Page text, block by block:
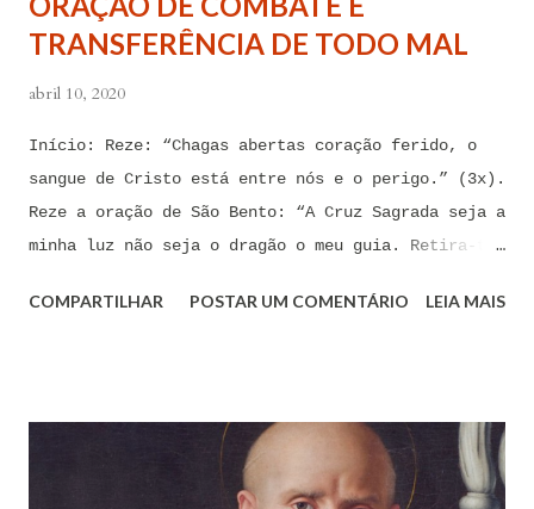
de impotência, de apego, de escravidão
sentimental, de devassidão, de adultério, de
TRANSFERÊNCIA DE TODO MAL
abril 10, 2020
Início: Reze: “Chagas abertas coração ferido, o
sangue de Cristo está entre nós e o perigo.” (3x).
Reze a oração de São Bento: “A Cruz Sagrada seja a
minha luz não seja o dragão o meu guia. Retira-te
que me ofereces, bebe tu mesmo o teu veneno.” Reze
Aleluia!” Proclame com fé e autoridade: “O Senhor
te confunda satã, confunda-te o Senhor.” (Zacarias
COMPARTILHAR POSTAR UM COMENTÁRIO LEIA MAIS